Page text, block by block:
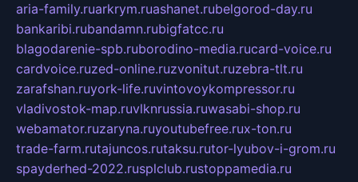
aria-family.ruarkrym.ruashanet.rubelgorod-day.ru
bankaribi.rubandamn.rubigfatcc.ru
blagodarenie-spb.ruborodino-media.rucard-voice.ru
cardvoice.ruzed-online.ruzvonitut.ruzebra-tlt.ru
zarafshan.ruyork-life.ruvintovoykompressor.ru
vladivostok-map.ruvlknrussia.ruwasabi-shop.ru
webamator.ruzaryna.ruyoutubefree.rux-ton.ru
trade-farm.rutajuncos.rutaksu.rutor-lyubov-i-grom.ru
spayderhed-2022.rusplclub.rustoppamedia.ru